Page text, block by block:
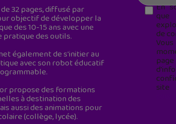
32 pages, diffusé par
objectif de développer la
des 10-15 ans avec une
pratique des outils.
également de s'initier au
avec son robot éducatif
propose des formations
à destination des
aussi des animations pour
(collège, lycée).
En
que
de